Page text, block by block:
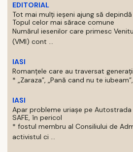
EDITORIAL
Tot mai mulți ieșeni ajung să
Topul celor mai sărace comune
Numărul iesenilor care primesc
(VMI) cont ...
IASI
Romanțele care au traversat
* „Zaraza”, „Pană cand nu te iubeam”,
IASI
Apar probleme uriașe pe Autostrada
SAFE, în pericol
* fostul membru al Consiliului de
activistul ci ...